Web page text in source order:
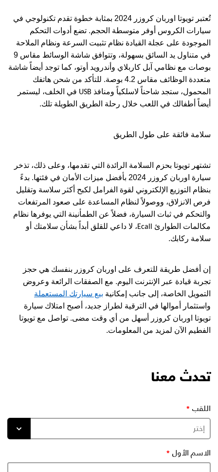
تُعتبر تويوتا اوربان كروزر 2024 بمثابة خطوة تقدم تكنولوجي في
سيارات الكروس أوفر متوسطة الحجم. تضع أدوات التحكم
الموجودة على عجلة القيادة نظام تثبيت السرعة ونظام الملاحة
في متناول يد السائق بسهولة، وتتوافق شاشة الوسائط مقاس 9
بوصات مع نظامي آبل كاربلاي وأندرويد أوتو، كما توجد أيضاً شاشة
متعددة الوظائف مقاس 4.2 بوصة. للتأكد من شحن هاتفك
المحمول، ستجد شاحناً لاسلكياً ومنافذ USB في الخلف، ليستمر
أيضاً أطفالك في اللعب خلال رحلة الطريق الطويلة تلك.
سلامة فائقة على طول الطريق
تشتهر تويوتا بحزم السلامة الرائدة التي تقدمها، وعلى ذلك، تذخر
سيارة اوربان كروزر 2024 بأفضل ميزات الأمان في فئتها. بدءً
بنظام التوزيع الإلكتروني لقوة الفرامل لكبح أكثر سلاسة وتقليل
فرص الانزلاق، ووصولاً لنظام المساعدة على صعود المرتفعات
والتحكم في ثبات السيارة، فضلاً عن الطمأنينة التي يوفرها نظام
مكالمات الطوارئ Ecall، لا داعي للقلق أبداً بشأن سلامتك أو
سلامة ركابك.
إن أفضل طريقة للتعرف على اوربان كروزر بنفسك هي حجز
تجربة قيادة عبر الإنترنت اليوم. مع الصفقات الرائعة وعروض
التمويل الخاصة، إلى جانب إمكانية بيع سيارتك المستعملة
واستثمار أموالها في الترقية لطراز جديد، أصبح امتلاك سيارة
تويوتا اوربان كروزر أسهل من أي وقت مضى. تواصل مع تويوتا
الفطيم الآن لمزيد من المعلومات.
تحدث معنا
اللقب
الاسم الأول